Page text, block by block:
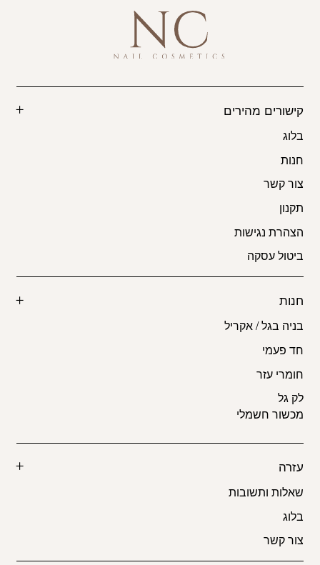
קישורים מהירים
בלוג
חנות
צור קשר
תקנון
הצהרת נגישות
ביטול עסקה
חנות
בניה בגל / אקריל
חד פעמי
חומרי עזר
לק גל
מכשור חשמלי
עזרה
שאלות ותשובות
בלוג
צור קשר